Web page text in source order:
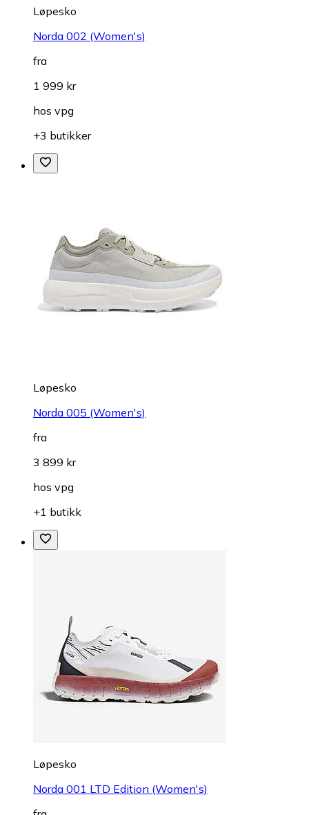
Løpesko
Norda 002 (Women's)
fra
1 999 kr
hos vpg
+3 butikker
Løpesko
Norda 005 (Women's)
fra
3 899 kr
hos vpg
+1 butikk
Løpesko
Norda 001 LTD Edition (Women's)